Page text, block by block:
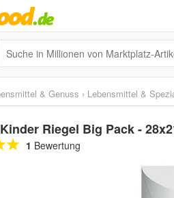
& Genuss › Lebensmittel &
Riegel Big Pack -
1 Bewertung